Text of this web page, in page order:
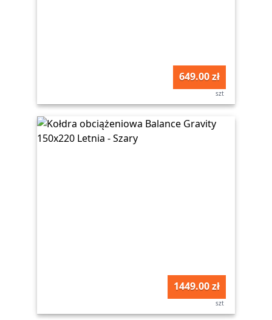
649.00 zł
szt
1449.00 zł
szt